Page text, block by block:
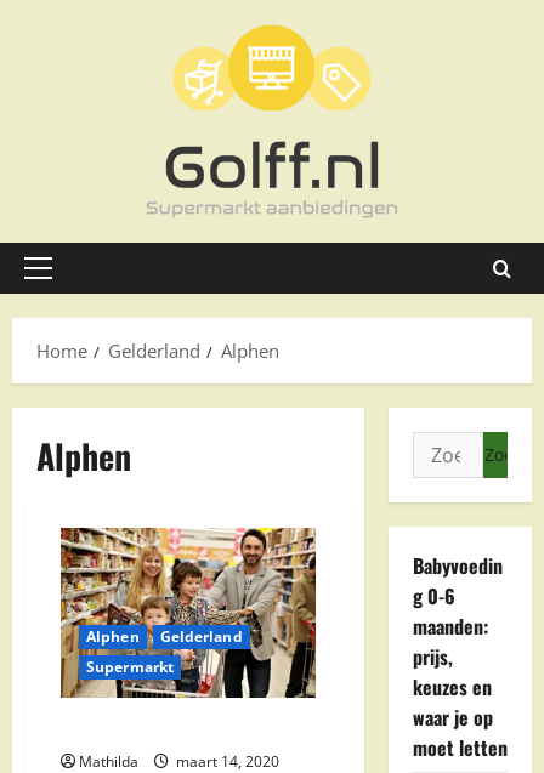
Primair
Home
Gelderland Alphen
Alphen
Alphen
Gelderland
Supermarkt
Mathilda maart 14, 2020
Zoeken
naar:
Babyvoedin
g 0-6
maanden:
prijs,
keuzes en
waar je op
moet letten